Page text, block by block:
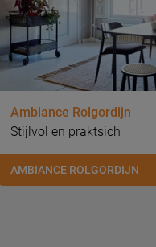
Ambiance Rolgordijn
Stijlvol en praktsich
AMBIANCE ROLGORDIJN